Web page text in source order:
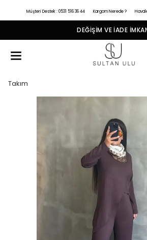
Müşteri Destek : 0531 516 36 44 Kargom Nerede ?
DEĞIŞIM VE İADE
Takım